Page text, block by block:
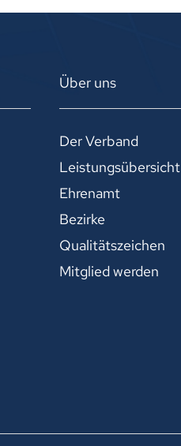
Über uns
Der Verband
Leistungsübersicht
Ehrenamt
Bezirke
Qualitätszeichen
Mitglied werden